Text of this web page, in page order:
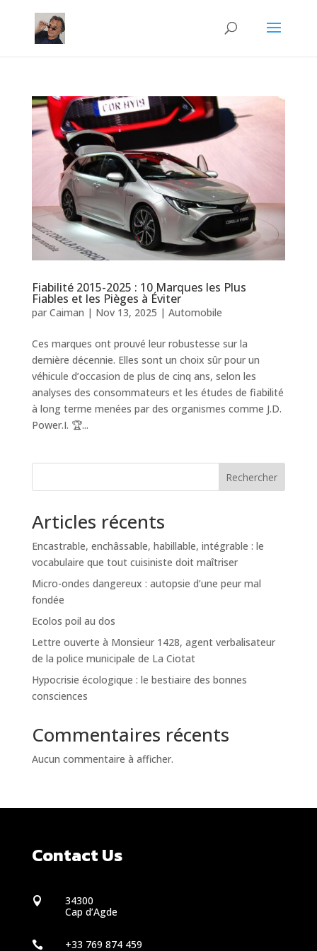
Fiabilité 2015-2025 : 10 Marques les Plus
Fiables et les Pièges à Éviter
par Caiman | Nov 13, 2025 | Automobile
Ces marques ont prouvé leur robustesse sur la
dernière décennie. Elles sont un choix sûr pour un
véhicule d’occasion de plus de cinq ans, selon les
analyses des consommateurs et les études de fiabilité
à long terme menées par des organismes comme J.D.
Power.I. 🏆...
Rechercher
Articles récents
Encastrable, enchâssable, habillable, intégrable : le
vocabulaire que tout cuisiniste doit maîtriser
Micro-ondes dangereux : autopsie d’une peur mal
fondée
Ecolos poil au dos
Lettre ouverte à Monsieur 1428, agent verbalisateur
de la police municipale de La Ciotat
Hypocrisie écologique : le bestiaire des bonnes
consciences
Commentaires récents
Aucun commentaire à afficher.
Contact Us

34300
Cap d’Agde
 +33 769 874 459